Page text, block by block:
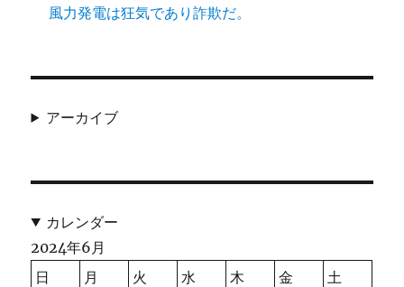
風力発電は狂気であり詐欺だ。
アーカイブ
カレンダー
2024年6月
日
月 火 水 木 金
土